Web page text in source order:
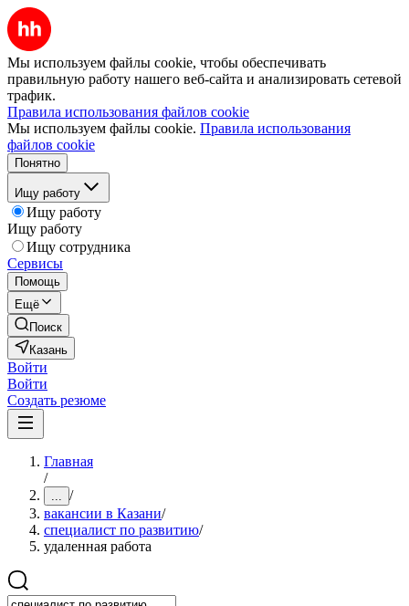
Мы используем файлы cookie, чтобы обеспечивать
правильную работу нашего веб-сайта и анализировать сетевой
трафик.
Правила использования файлов cookie
Мы используем файлы cookie. Правила использования
файлов cookie
Понятно
Ищу работу
Ищу работу
Ищу работу
Ищу сотрудника
Сервисы
Помощь
Ещё
Поиск
Казань
Войти
Войти
Создать резюме
Главная
/
... /
вакансии в Казани/
специалист по развитию/
удаленная работа